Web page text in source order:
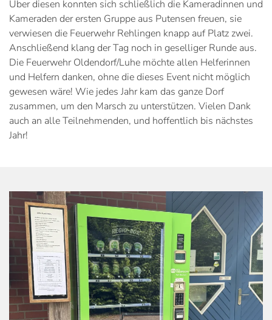
Über diesen konnten sich schließlich die Kameradinnen und
Kameraden der ersten Gruppe aus Putensen freuen, sie
verwiesen die Feuerwehr Rehlingen knapp auf Platz zwei.
Anschließend klang der Tag noch in geselliger Runde aus.
Die Feuerwehr Oldendorf/Luhe möchte allen Helferinnen
und Helfern danken, ohne die dieses Event nicht möglich
gewesen wäre! Wie jedes Jahr kam das ganze Dorf
zusammen, um den Marsch zu unterstützen. Vielen Dank
auch an alle Teilnehmenden, und hoffentlich bis nächstes
Jahr!